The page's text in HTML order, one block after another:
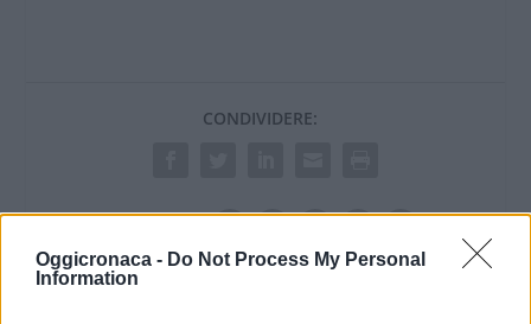
Oggicronaca - Do Not Process My Personal
Information
grado, ore 9.30- 10.30
CONDIVIDERE: